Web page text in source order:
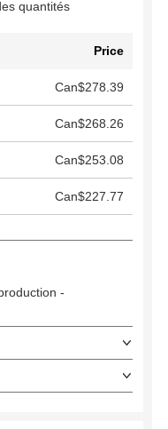
quantités
Price
Can$278.39
Can$268.26
Can$253.08
Can$227.77
-